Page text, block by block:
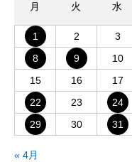
月 火 水
1 2 3
8
9 10
15
16 17
22
23 24
29
30 31
« 4月